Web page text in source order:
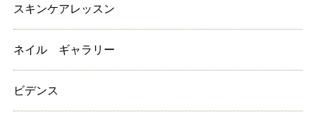
スキンケアレッスン
ネイル ギャラリー
ビデンス